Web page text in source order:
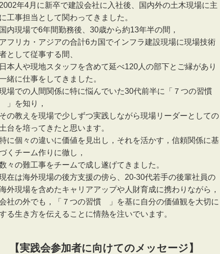
年4月に新卒で建設会社に入社後、国内外の土木現場に主
工事担当として関わってきました。
内現場で6年間勤務後、30歳から約13年半の間，
フリカ・アジアの合計6カ国でインフラ建設現場に現場技術
として従事する間、
本人や現地スタッフを含めて延べ120人の部下とご縁があり
緒に仕事をしてきました。
場での人間関係に特に悩んでいた30代前半に「７つの習慣
」を知り，
の教えを現場で少しずつ実践しながら現場リーダーとしての
台を培ってきたと思います。
に個々の違いに価値を見出し，それを活かす，信頼関係に基
くチーム作りに徹し，
々の難工事をチームで成し遂げてきました。
在は海外現場の後方支援の傍ら、20-30代若手の後輩社員の
外現場を含めたキャリアアップや人財育成に携わりながら，
社の外でも，「７つの習慣®」を基に自分の価値観を大切に
る生き方を伝えることに情熱を注いでいます。
【実践会参加者に向けてのメッセージ】